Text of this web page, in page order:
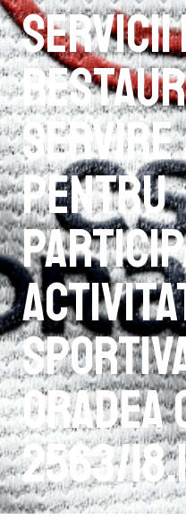
Servicii
servire
pentru
Oradea
2563/